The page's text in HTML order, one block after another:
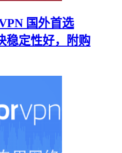
国外首选
稳定性好，附购